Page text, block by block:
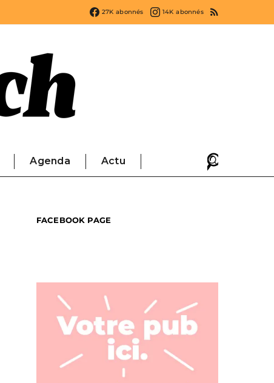
27K abonnés 14K abonnés
Agenda Actu
FACEBOOK PAGE